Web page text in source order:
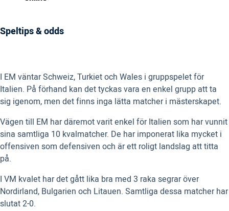
Speltips & odds
I EM väntar Schweiz, Turkiet och Wales i gruppspelet för
Italien. På förhand kan det tyckas vara en enkel grupp att ta
sig igenom, men det finns inga lätta matcher i mästerskapet.
Vägen till EM har däremot varit enkel för Italien som har vunnit
sina samtliga 10 kvalmatcher. De har imponerat lika mycket i
offensiven som defensiven och är ett roligt landslag att titta
på.
I VM kvalet har det gått lika bra med 3 raka segrar över
Nordirland, Bulgarien och Litauen. Samtliga dessa matcher har
slutat 2-0.